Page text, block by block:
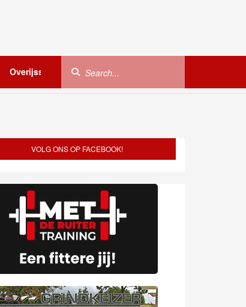
Overijssel Utrecht Zeeland
VOLG ONS OP FACEBOOK!